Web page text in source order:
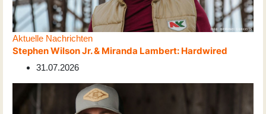
Aktuelle Nachrichten
Stephen Wilson Jr. & Miranda Lambert: Hardwired
31.07.2026